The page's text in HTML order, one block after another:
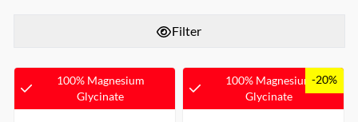
Filter
100% Magnesium
Glycinate
100% Magnesium
Glycinate
-20%